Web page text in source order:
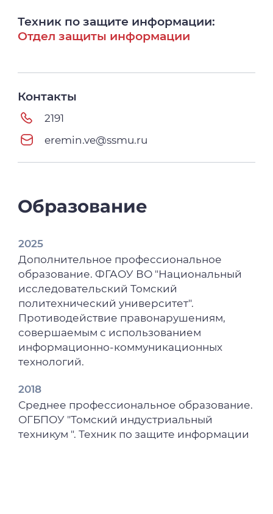
Техник по защите информации:
Отдел защиты информации
Контакты
2191
eremin.ve@ssmu.ru
Образование
2025
Дополнительное профессиональное
образование. ФГАОУ ВО "Национальный
исследовательский Томский
политехнический университет".
Противодействие правонарушениям,
совершаемым с использованием
информационно-коммуникационных
технологий.
2018
Среднее профессиональное образование.
ОГБПОУ "Томский индустриальный
техникум ". Техник по защите информации